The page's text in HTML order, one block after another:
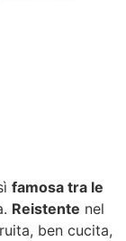
famosa tra le
Reistente nel
ben cucita,